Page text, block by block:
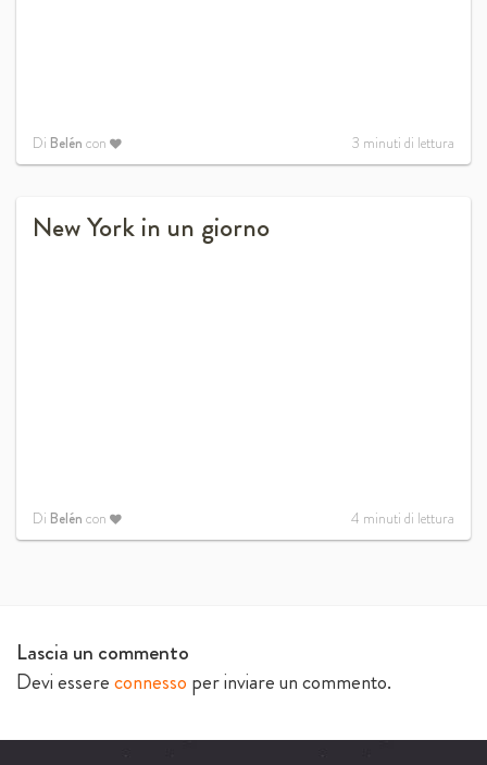
Di Belén con 3 minuti di lettura
New York in un giorno
Di Belén con 4 minuti di lettura
Lascia un commento
Devi essereconnesso per inviare un commento.